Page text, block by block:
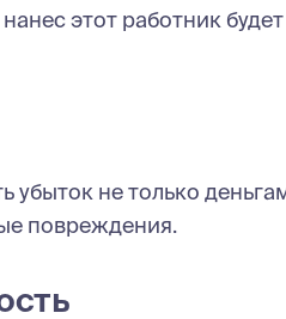
этот работник будет
убыток не только
повреждения.